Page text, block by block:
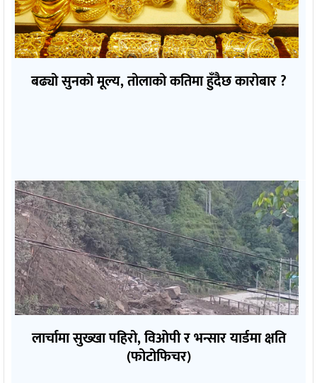
बढ्यो सुनको मूल्य, तोलाको कतिमा हुँदैछ कारोबार ?
लार्चामा सुख्खा पहिरो, विओपी र भन्सार यार्डमा क्षति
(फोटोफिचर)